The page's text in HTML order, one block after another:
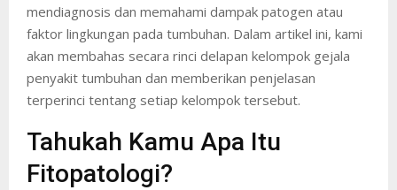
mendiagnosis dan memahami dampak patogen atau
faktor lingkungan pada tumbuhan. Dalam artikel ini, kami
akan membahas secara rinci delapan kelompok gejala
penyakit tumbuhan dan memberikan penjelasan
terperinci tentang setiap kelompok tersebut.
Tahukah Kamu Apa Itu
Fitopatologi?